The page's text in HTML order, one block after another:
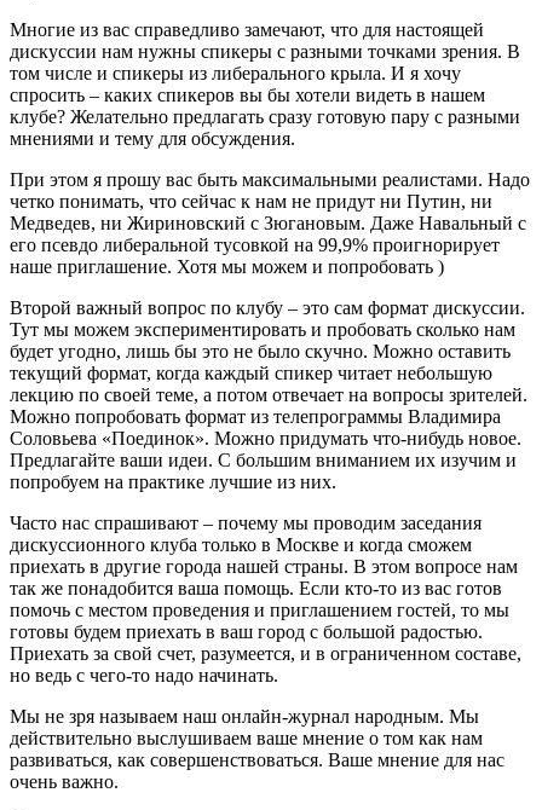
Многие из вас справедливо замечают, что для настоящей
дискуссии нам нужны спикеры с разными точками зрения. В
том числе и спикеры из либерального крыла. И я хочу
спросить – каких спикеров вы бы хотели видеть в нашем
клубе? Желательно предлагать сразу готовую пару с разными
мнениями и тему для обсуждения.
При этом я прошу вас быть максимальными реалистами. Надо
четко понимать, что сейчас к нам не придут ни Путин, ни
Медведев, ни Жириновский с Зюгановым. Даже Навальный с
его псевдо либеральной тусовкой на 99,9% проигнорирует
наше приглашение. Хотя мы можем и попробовать )
Второй важный вопрос по клубу – это сам формат дискуссии.
Тут мы можем экспериментировать и пробовать сколько нам
будет угодно, лишь бы это не было скучно. Можно оставить
текущий формат, когда каждый спикер читает небольшую
лекцию по своей теме, а потом отвечает на вопросы зрителей.
Можно попробовать формат из телепрограммы Владимира
Соловьева «Поединок». Можно придумать что-нибудь новое.
Предлагайте ваши идеи. С большим вниманием их изучим и
попробуем на практике лучшие из них.
Часто нас спрашивают – почему мы проводим заседания
дискуссионного клуба только в Москве и когда сможем
приехать в другие города нашей страны. В этом вопросе нам
так же понадобится ваша помощь. Если кто-то из вас готов
помочь с местом проведения и приглашением гостей, то мы
готовы будем приехать в ваш город с большой радостью.
Приехать за свой счет, разумеется, и в ограниченном составе,
но ведь с чего-то надо начинать.
Мы не зря называем наш онлайн-журнал народным. Мы
действительно выслушиваем ваше мнение о том как нам
развиваться, как совершенствоваться. Ваше мнение для нас
очень важно.